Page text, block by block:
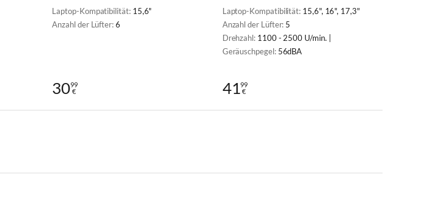
Laptop-Kompatibilität: 15,6"
Anzahl der Lüfter:6
3099
€
Laptop-Kompatibilität: 15,6", 16", 17,3"
Anzahl der Lüfter: 5
Drehzahl: 1100 - 2500 U/min. |
Geräuschpegel: 56dBA
4199
€